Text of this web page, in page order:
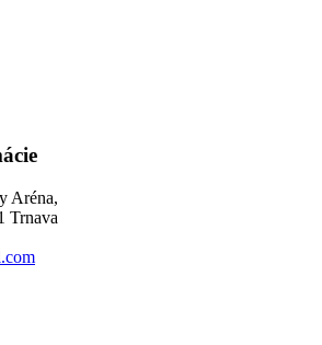
Aréna,
Trnava